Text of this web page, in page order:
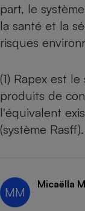
part, le
la santé et la
risques
(1) Rapex est
produits de
l'équivalent
(système Rasff).
MM
Micaëlla